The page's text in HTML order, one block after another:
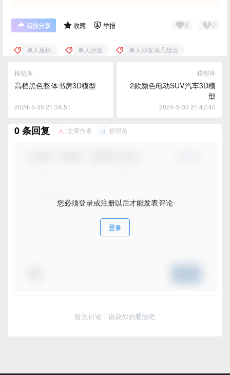
海报分享 收藏 举报 0 0
单人座椅 单人沙发 单人沙发茶几组合
模型库
高档黑色整体书房3D模型
2024-5-30 21:34:51
模型库
2款颜色电动SUV汽车3D模
型
2024-5-30 21:42:40
0 条回复 A 文章作者 M 管理员
您必须登录或注册以后才能发表评论
登录
暂无讨论，说说你的看法吧